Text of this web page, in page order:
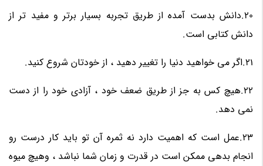
20.دانش بدست آمده از طریق تجربه بسیار برتر و مفید تر از
دانش کتابی است.
21.اگر می خواهید دنیا را تغییر دهید ، از خودتان شروع کنید.
22.هیچ کس به جز از طریق ضعف خود ، آزادی خود را از دست
نمی دهد.
23.عمل است که اهمیت دارد نه ثمره آن تو باید کار درست رو
انجام بدهی ممکن است در قدرت و زمان شما نباشد ، وهیچ میوه